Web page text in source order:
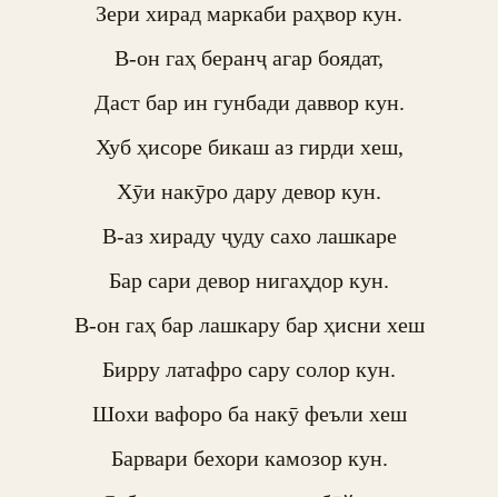
Зери хирад маркаби раҳвор кун.
В-он гаҳ беранҷ агар боядат,
Даст бар ин гунбади даввор кун.
Хуб ҳисоре бикаш аз гирди хеш,
Хӯи накӯро дару девор кун.
В-аз хираду ҷуду сахо лашкаре
Бар сари девор нигаҳдор кун.
В-он гаҳ бар лашкару бар ҳисни хеш
Бирру латафро сару солор кун.
Шохи вафоро ба накӯ феъли хеш
Барвари бехори камозор кун.